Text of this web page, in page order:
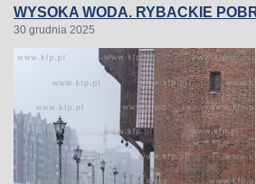
WYSOKA WODA. RYBACKIE
30 grudnia 2025